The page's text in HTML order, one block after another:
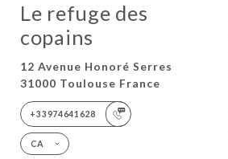
Le refuge des
copains
12 Avenue Honoré Serres
31000 Toulouse France
+33974641628
CA